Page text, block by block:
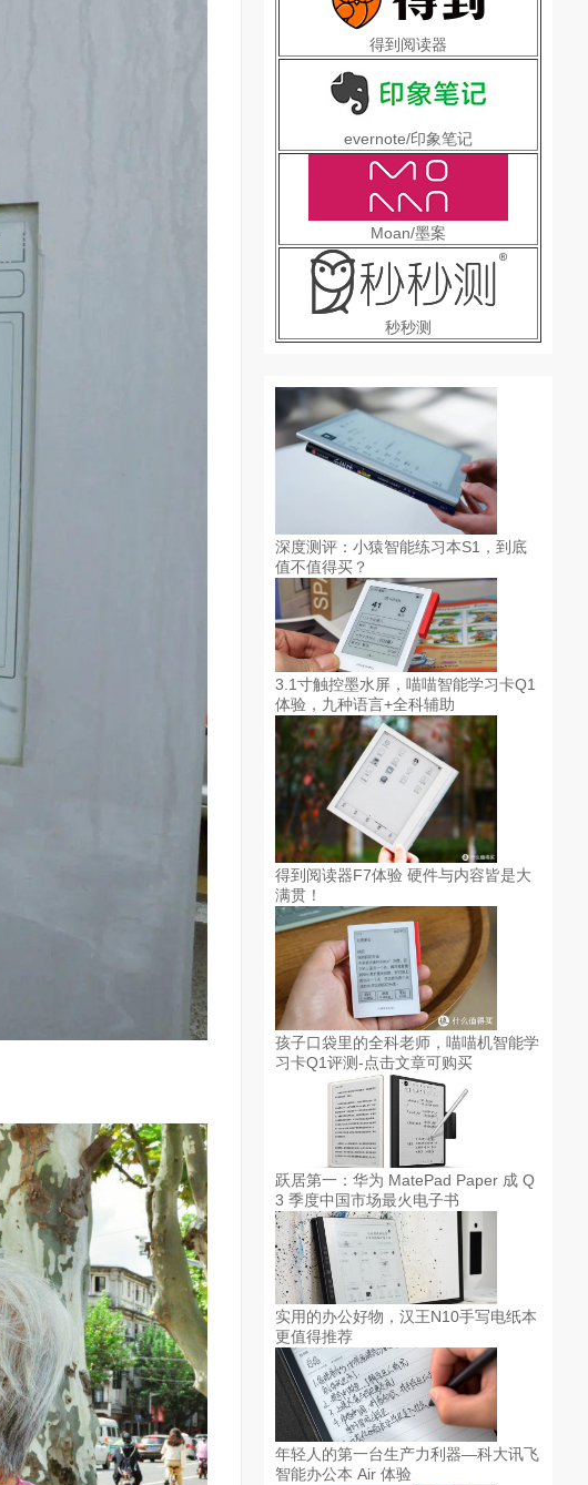
得到阅读器
evernote/印象笔记
Moan/墨案
秒秒测
深度测评：小猿智能练习本S1，到底
值不值得买？
3.1寸触控墨水屏，喵喵智能学习卡Q1
体验，九种语言+全科辅助
得到阅读器F7体验 硬件与内容皆是大
满贯！
孩子口袋里的全科老师，喵喵机智能学
习卡Q1评测-点击文章可购买
跃居第一：华为 MatePad Paper 成 Q
3 季度中国市场最火电子书
实用的办公好物，汉王N10手写电纸本
更值得推荐
年轻人的第一台生产力利器—科大讯飞
智能办公本 Air 体验